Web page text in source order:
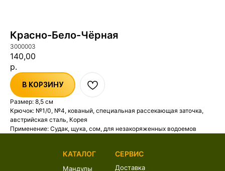
Красно-Бело-Чёрная
3000003
140,00
р.
В КОРЗИНУ
Размер: 8,5 см
Крючок: №1/0, №4, кованый, специальная рассекающая заточка,
австрийская сталь, Корея
Применение: Судак, щука, сом, для незакоряженных водоемов
КАТАЛОГ СЕРВИС
Мандулы
Доставка